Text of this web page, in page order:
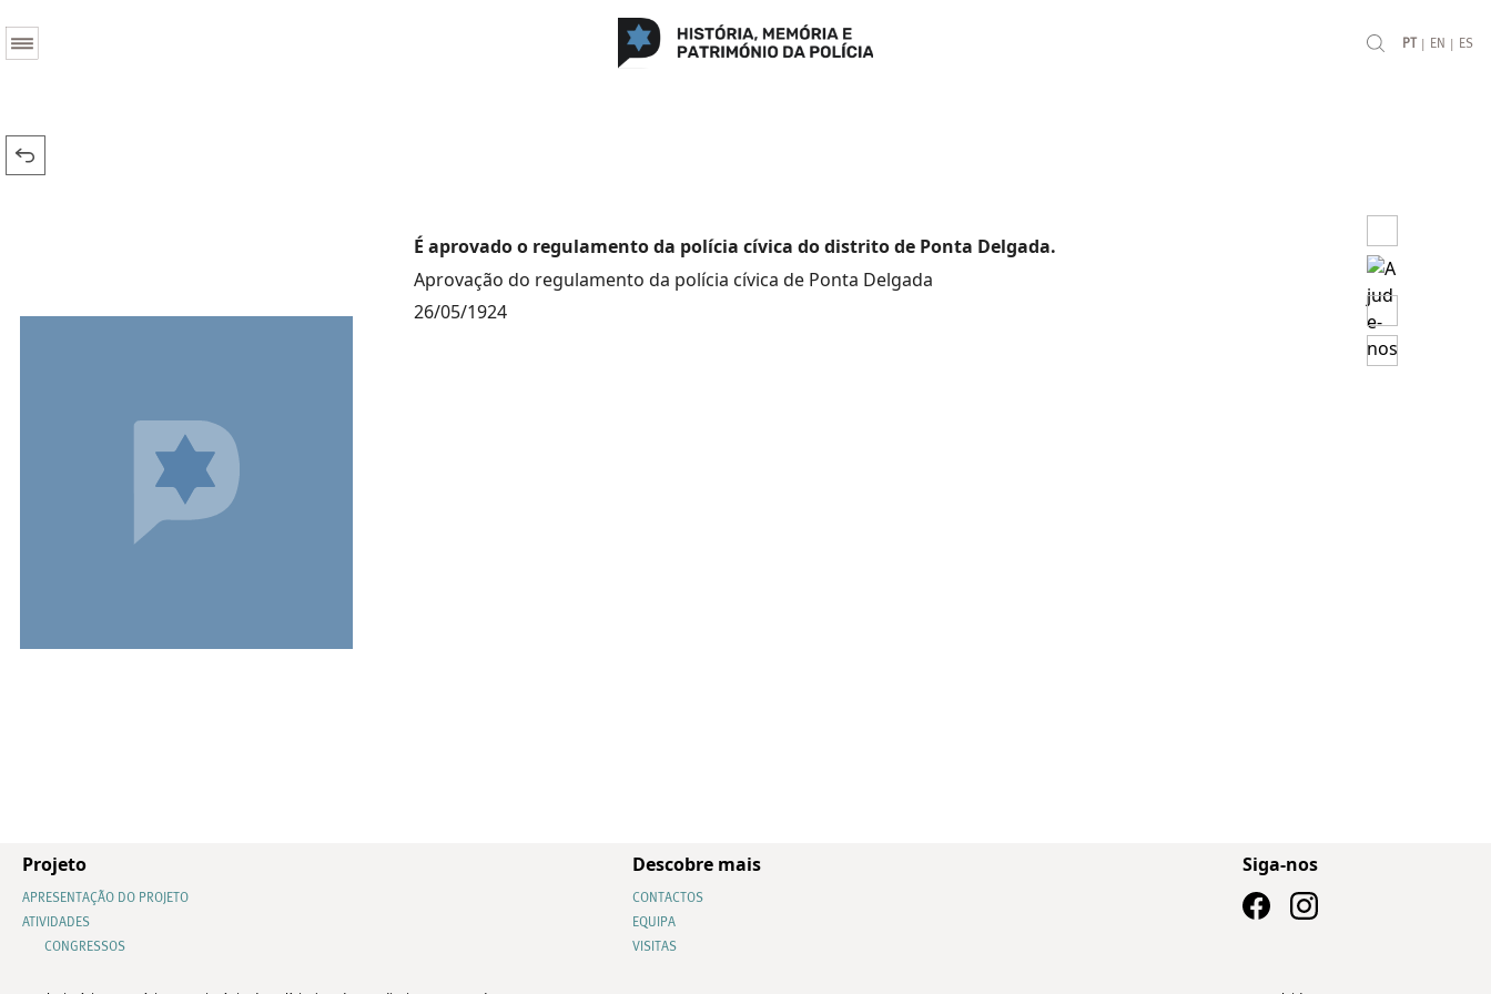
PT | EN | ES
É aprovado o regulamento da polícia cívica do distrito de Ponta Delgada.
Aprovação do regulamento da polícia cívica de Ponta Delgada
26/05/1924
Projeto
APRESENTAÇÃO DO PROJETO
ATIVIDADES
CONGRESSOS
Descobre mais
CONTACTOS
EQUIPA
VISITAS
Siga-nos